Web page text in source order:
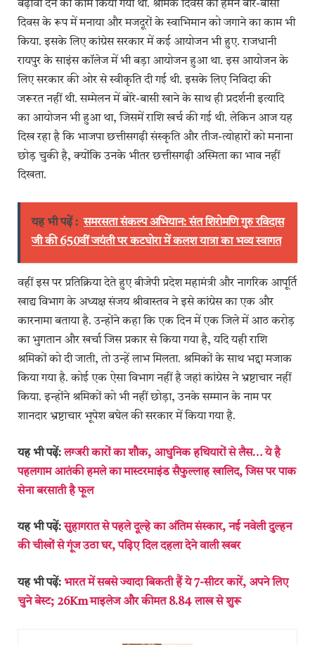
बढ़ावा देने का काम किया गया था. श्रमिक दिवस को हमने बोरे-बासी
दिवस के रूप में मनाया और मजदूरों के स्वाभिमान को जगाने का काम भी
किया. इसके लिए कांग्रेस सरकार में कई आयोजन भी हुए. राजधानी
रायपुर के साइंस कॉलेज में भी बड़ा आयोजन हुआ था. इस आयोजन के
लिए सरकार की ओर से स्वीकृति दी गई थी. इसके लिए निविदा की
जरूरत नहीं थी. सम्मेलन में बोरे-बासी खाने के साथ ही प्रदर्शनी इत्यादि
का आयोजन भी हुआ था, जिसमें राशि खर्च की गई थी. लेकिन आज यह
दिख रहा है कि भाजपा छत्तीसगढ़ी संस्कृति और तीज-त्योहारों को मनाना
छोड़ चुकी है, क्योंकि उनके भीतर छत्तीसगढ़ी अस्मिता का भाव नहीं
दिखता.
यह भी पढ़ें : समरसता संकल्प अभियान: संत शिरोमणि गुरु रविदास
जी की 650वीं जयंती पर कटघोरा में कलश यात्रा का भव्य स्वागत
वहीं इस पर प्रतिक्रिया देते हुए बीजेपी प्रदेश महामंत्री और नागरिक आपूर्ति
खाद्य विभाग के अध्यक्ष संजय श्रीवास्तव ने इसे कांग्रेस का एक और
कारनामा बताया है. उन्होंने कहा कि एक दिन में एक जिले में आठ करोड़
का भुगतान और खर्चा जिस प्रकार से किया गया है, यदि यही राशि
श्रमिकों को दी जाती, तो उन्हें लाभ मिलता. श्रमिकों के साथ भद्दा मजाक
किया गया है. कोई एक ऐसा विभाग नहीं है जहां कांग्रेस ने भ्रष्टाचार नहीं
किया. इन्होंने श्रमिकों को भी नहीं छोड़ा, उनके सम्मान के नाम पर
शानदार भ्रष्टाचार भूपेश बघेल की सरकार में किया गया है.
यह भी पढ़ें:लग्जरी कारों का शौक, आधुनिक हथियारों से लैस… ये है
पहलगाम आतंकी हमले का मास्टरमाइंड सैफुल्लाह खालिद, जिस पर पाक
सेना बरसाती है फूल
यह भी पढ़ें:सुहागरात से पहले दूल्हे का अंतिम संस्कार, नई नवेली दुल्हन
की चीखों से गूंज उठा घर, पढ़िए दिल दहला देने वाली खबर
यह भी पढ़ें: भारत में सबसे ज्यादा बिकती हैं ये 7-सीटर कारें, अपने लिए
चुने बेस्ट; 26Km माइलेज और कीमत 8.84 लाख से शुरू